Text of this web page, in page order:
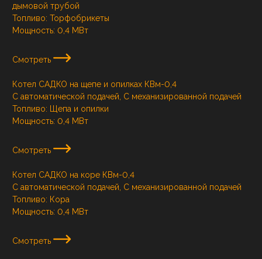
дымовой трубой
Топливо: Торфобрикеты
Мощность: 0,4 МВт
Смотреть
Котел САДКО на щепе и опилках КВм-0,4
С автоматической подачей, С механизированной подачей
Топливо:
Щепа и опилки
Мощность: 0,4 МВт
Смотреть
Котел САДКО на коре КВм-0,4
С автоматической подачей, С механизированной подачей
Топливо: Кора
Мощность: 0,4 МВт
Смотреть